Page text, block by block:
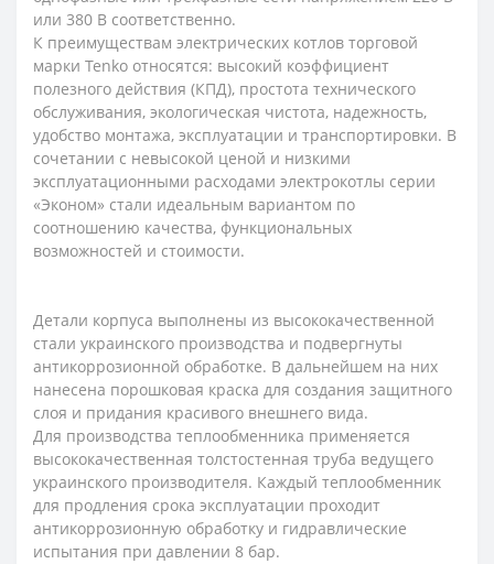
или 380 В соответственно.
К преимуществам электрических котлов торговой
марки Tenko относятся: высокий коэффициент
полезного действия (КПД), простота технического
обслуживания, экологическая чистота, надежность,
удобство монтажа, эксплуатации и транспортировки. В
сочетании с невысокой ценой и низкими
эксплуатационными расходами электрокотлы серии
«Эконом» стали идеальным вариантом по
соотношению качества, функциональных
возможностей и стоимости.
Детали корпуса выполнены из высококачественной
стали украинского производства и подвергнуты
антикоррозионной обработке. В дальнейшем на них
нанесена порошковая краска для создания защитного
слоя и придания красивого внешнего вида.
Для производства теплообменника применяется
высококачественная толстостенная труба ведущего
украинского производителя. Каждый теплообменник
для продления срока эксплуатации проходит
антикоррозионную обработку и гидравлические
испытания при давлении 8 бар.